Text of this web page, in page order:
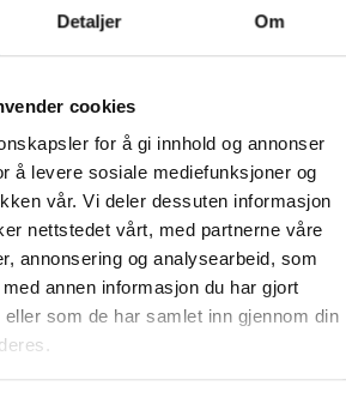
Detaljer Om
cookies
for å gi innhold og annonser
å levere sosiale mediefunksjoner og
vår. Vi deler dessuten informasjon
nettstedet vårt, med partnerne våre
annonsering og analysearbeid, som
annen informasjon du har gjort
som de har samlet inn gjennom din
i glest befolkade områden.
även att det krävs mer nordiskt
ansträngningar för att nå
kommunal omsorg du får när du
Nordens välfärdscenter
Nordens välfärdscenter